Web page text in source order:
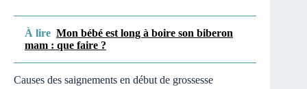
À lire Mon bébé est long à boire son biberon
mam : que faire ?
Causes des saignements en début de grossesse